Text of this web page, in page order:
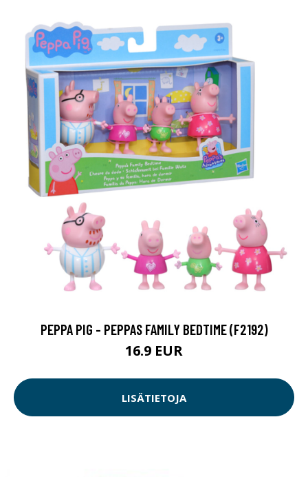
PEPPA PIG - PEPPAS FAMILY BEDTIME (F2192)
16.9 EUR
LISÄTIETOJA